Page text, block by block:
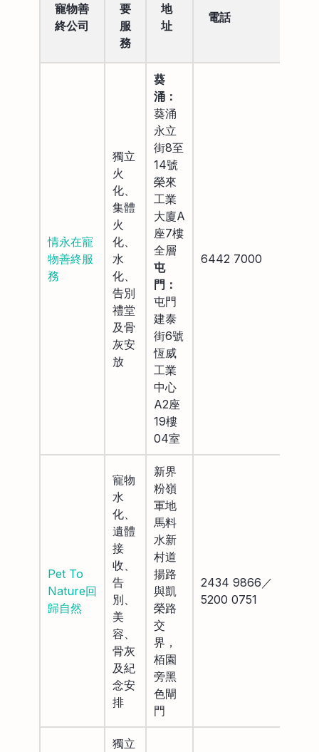
寵物善
終公司
要
服
務
地
址
電話
情永在寵
物善終服
務
獨立
火
化、
集體
火
化、
水
化、
告別
禮堂
及骨
灰安
放
葵
涌：
葵涌
永立
街8至
14號
榮來
工業
大廈A
座7樓
全層
屯
門：
屯門
建泰
街6號
恆威
工業
中心
A2座
19樓
04室
6442 7000
Pet To
Nature回
歸自然
寵物
水
化、
遺體
接
收、
告
別、
美
容、
骨灰
及紀
念安
排
新界
粉嶺
軍地
馬料
水新
村道
揚路
與凱
榮路
交
界，
栢園
旁黑
色閘
門
2434 9866／
5200 0751
獨立